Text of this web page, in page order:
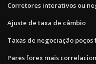
Corretores interativos ou
Ajuste de taxa de câmbio
Taxas de negociação
Pares forex mais